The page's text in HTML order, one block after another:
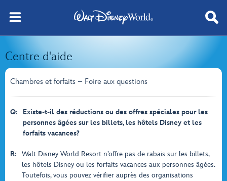
Centre d'aide
Chambres et forfaits – Foire aux questions
Q:
Existe-t-il des réductions ou des offres spéciales pour les
personnes âgées sur les billets, les hôtels Disney et les
forfaits vacances?
R:
Walt Disney World Resort n’offre pas de rabais sur les billets,
les hôtels Disney ou les forfaits vacances aux personnes âgées.
Toutefois, vous pouvez vérifier auprès des organisations